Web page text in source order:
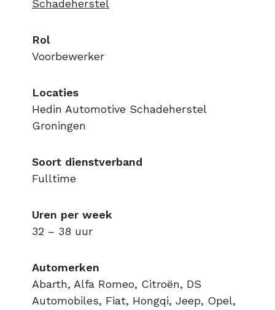
Schadeherstel
Rol
Voorbewerker
Locaties
Hedin Automotive Schadeherstel
Groningen
Soort dienstverband
Fulltime
Uren per week
32 – 38 uur
Automerken
Abarth, Alfa Romeo, Citroën, DS
Automobiles, Fiat, Hongqi, Jeep, Opel,